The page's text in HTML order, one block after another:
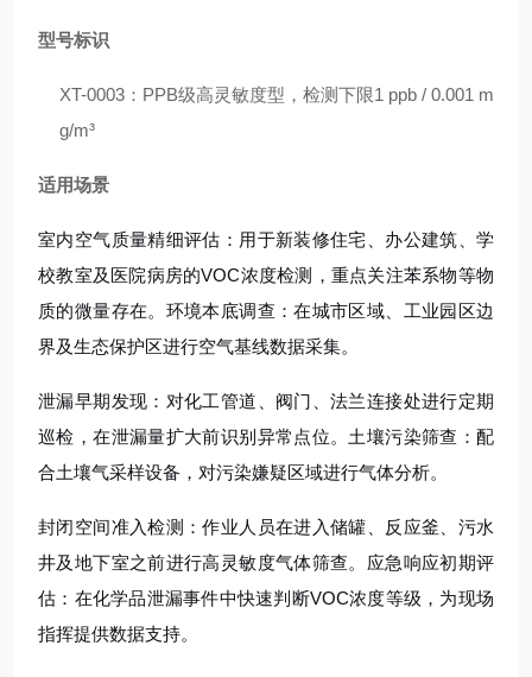
型号标识
XT-0003：PPB级高灵敏度型，检测下限1 ppb / 0.001 m
g/m³
适用场景
室内空气质量精细评估：用于新装修住宅、办公建筑、学
校教室及医院病房的VOC浓度检测，重点关注苯系物等物
质的微量存在。环境本底调查：在城市区域、工业园区边
界及生态保护区进行空气基线数据采集。
泄漏早期发现：对化工管道、阀门、法兰连接处进行定期
巡检，在泄漏量扩大前识别异常点位。土壤污染筛查：配
合土壤气采样设备，对污染嫌疑区域进行气体分析。
封闭空间准入检测：作业人员在进入储罐、反应釜、污水
井及地下室之前进行高灵敏度气体筛查。应急响应初期评
估：在化学品泄漏事件中快速判断VOC浓度等级，为现场
指挥提供数据支持。